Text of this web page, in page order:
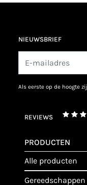
NIEUWSBRIEF
als eerste op de hoogte
REVIEWS
PRODUCTEN
alle producten
gereedschappen